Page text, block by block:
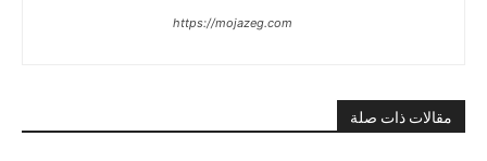
https://mojazeg.com
مقالات ذات صلة